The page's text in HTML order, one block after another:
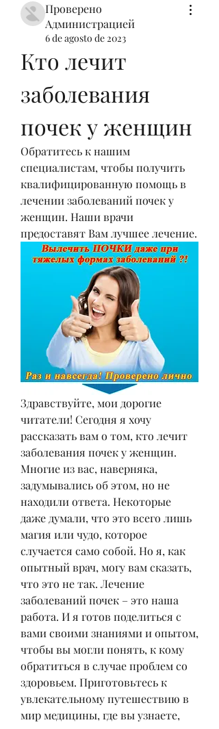
Проверено
Администрацией
6 de agosto de 2023
Кто лечит
заболевания
почек у женщин
Обратитесь к нашим
специалистам, чтобы получить
квалифицированную помощь в
лечении заболеваний почек у
женщин. Наши врачи
предоставят Вам лучшее лечение.
Здравствуйте, мои дорогие
читатели! Сегодня я хочу
рассказать вам о том, кто лечит
заболевания почек у женщин.
Многие из вас, наверняка,
задумывались об этом, но не
находили ответа. Некоторые
даже думали, что это всего лишь
магия или чудо, которое
случается само собой. Но я, как
опытный врач, могу вам сказать,
что это не так. Лечение
заболеваний почек – это наша
работа. И я готов поделиться с
вами своими знаниями и опытом,
чтобы вы могли понять, к кому
обратиться в случае проблем со
здоровьем. Приготовьтесь к
увлекательному путешествию в
мир медицины, где вы узнаете,